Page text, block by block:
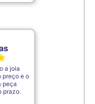
a joia
preço e o
peça
prazo.